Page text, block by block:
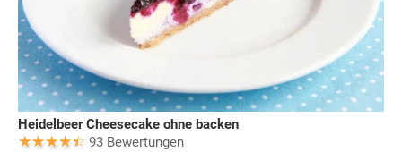
Heidelbeer Cheesecake ohne backen
93 Bewertungen